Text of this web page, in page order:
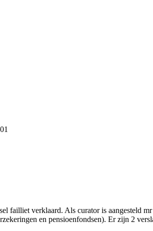
verklaard. Als curator is aangesteld
en pensioenfondsen). Er zijn 2